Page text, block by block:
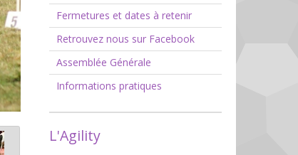
Fermetures et dates à retenir
Retrouvez nous sur Facebook
Assemblée Générale
Informations pratiques
L'Agility